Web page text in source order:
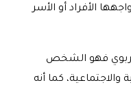
الأفراد أو الأسر
فهو الشخص
كما أنه